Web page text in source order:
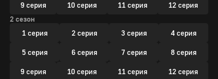
9 серия 10 серия 11 серия
12 серия
2 сезон
1 серия
2 серия 3 серия 4 серия
5 серия 6 серия 7 серия 8 серия
9 серия 10 серия 11 серия 12 серия